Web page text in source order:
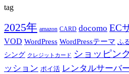
tag
2025年 amazon CARD docomo EC
VOD WordPress WordPressテーマ ふ
シング クレジットカード ショッピン
ッション ポイ活 レンタルサーバ